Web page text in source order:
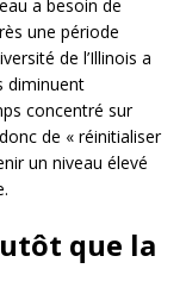
a besoin de
une période
de l’Illinois a
diminuent
concentré sur
de « réinitialiser
un niveau élevé
que la